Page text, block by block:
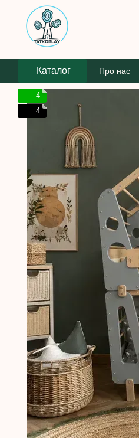
Перейти до основного контенту
Каталог Про нас
4
4